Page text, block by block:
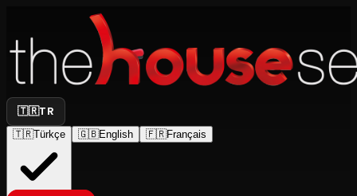
🇹🇷TR
🇹🇷Türkçe 🇬🇧English 🇫🇷Français